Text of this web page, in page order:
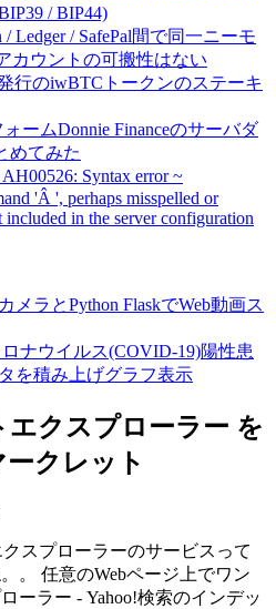
/ BIP44)
Ledger / SafePal間で同一ニーモ
カウントの可搬性はない
行のiwBTCトークンのステーキ
ームDonnie Financeのサーバダ
めてみた
Syntax error ~
'Â ', perhaps misspelled or
in the server configuration
メラとPython FlaskでWeb動画ス
ナウイルス(COVID-19)陽性患
を積み上げグラフ表示
エクスプローラー を
クレット
スプローラーのサービスって
。 任意のWebページ上でワン
ーラー - Yahoo!検索のインデッ